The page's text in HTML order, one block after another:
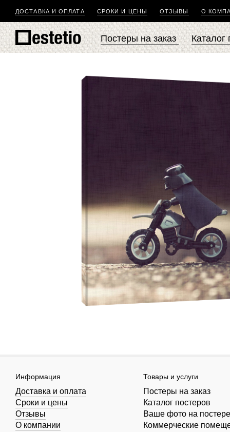
ДОСТАВКА И ОПЛАТА СРОКИ И ЦЕНЫ ОТЗЫВЫ О
Постеры на заказ Каталог
Информация
Доставка и оплата
Сроки и цены
Отзывы
О компании
Товары и услуги
Постеры на заказ
Каталог постеров
Ваше фото на постере
Коммерческие